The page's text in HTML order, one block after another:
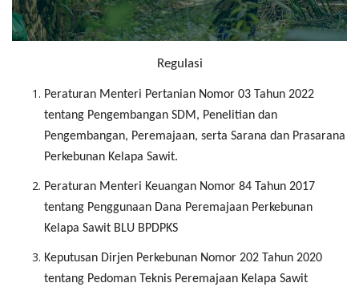
Tentang Sawit
Indonesia
Regulasi
Peraturan Menteri Pertanian Nomor 03 Tahun 2022
tentang Pengembangan SDM, Penelitian dan
Pengembangan, Peremajaan, serta Sarana dan Prasarana
Perkebunan Kelapa Sawit.
Peraturan Menteri Keuangan Nomor 84 Tahun 2017
tentang Penggunaan Dana Peremajaan Perkebunan
Kelapa Sawit BLU BPDPKS
Keputusan Dirjen Perkebunan Nomor 202 Tahun 2020
tentang Pedoman Teknis Peremajaan Kelapa Sawit